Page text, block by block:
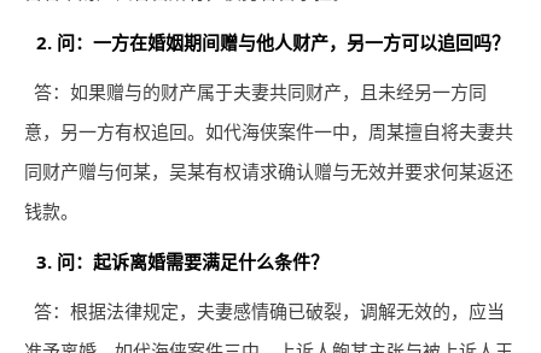
2. 问：一方在婚姻期间赠与他人财产，另一方可以追回吗？
答：如果赠与的财产属于夫妻共同财产，且未经另一方同
意，另一方有权追回。如代海侠案件一中，周某擅自将夫妻共
同财产赠与何某，吴某有权请求确认赠与无效并要求何某返还
钱款。
3. 问：起诉离婚需要满足什么条件？
答：根据法律规定，夫妻感情确已破裂，调解无效的，应当